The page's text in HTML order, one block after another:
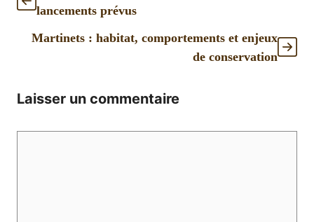
lancements prévus
Martinets : habitat, comportements et enjeux
de conservation
Laisser un commentaire